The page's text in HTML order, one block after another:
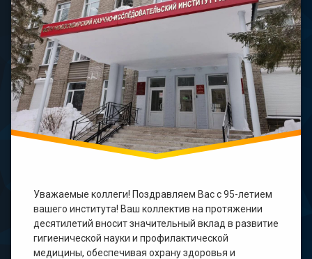
Уважаемые коллеги! Поздравляем Вас с 95-летием
вашего института! Ваш коллектив на протяжении
десятилетий вносит значительный вклад в развитие
гигиенической науки и профилактической
медицины, обеспечивая охрану здоровья и